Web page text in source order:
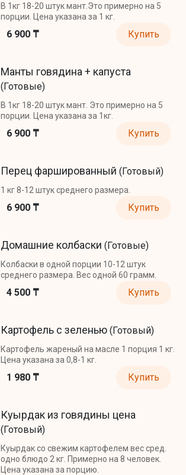
В 1кг 18-20 штук мант.Это примерно на 5
порции. Цена указана за 1 кг.
6 900 ₸ Купить
Манты говядина + капуста
(Готовые)
В 1кг 18-20 штук мант. Это примерно на 5
порции. Цена указана за 1кг.
6 900 ₸ Купить
Перец фаршированный (Готовый)
1 кг 8-12 штук среднего размера.
6 900 ₸ Купить
Домашние колбаски (Готовые)
Колбаски в одной порции 10-12 штук
среднего размера. Вес одной 60 грамм.
4 500 ₸ Купить
Картофель с зеленью (Готовый)
Картофель жареный на масле 1 порция 1 кг.
Цена указана за 0,8-1 кг.
1 980 ₸ Купить
Куырдак из говядины цена
(Готовый)
Куырдак со свежим картофелем вес сред.
одно блюдо 2 кг. Примерно на 8 человек.
Цена указана за порцию.